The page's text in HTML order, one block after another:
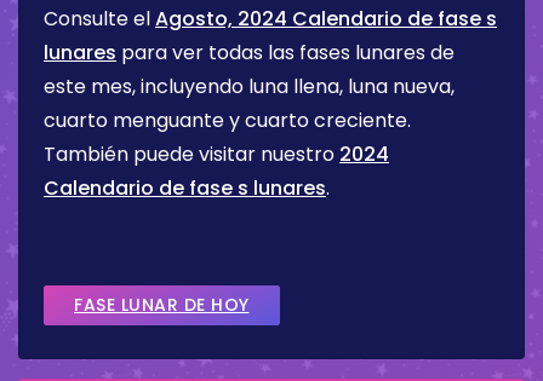
Consulte elAgosto, 2024 Calendario de fase s
lunares para ver todas las fases lunares de
este mes, incluyendo luna llena, luna nueva,
cuarto menguante y cuarto creciente.
También puede visitar nuestro 2024
Calendario de fase s lunares.
FASE LUNAR DE HOY